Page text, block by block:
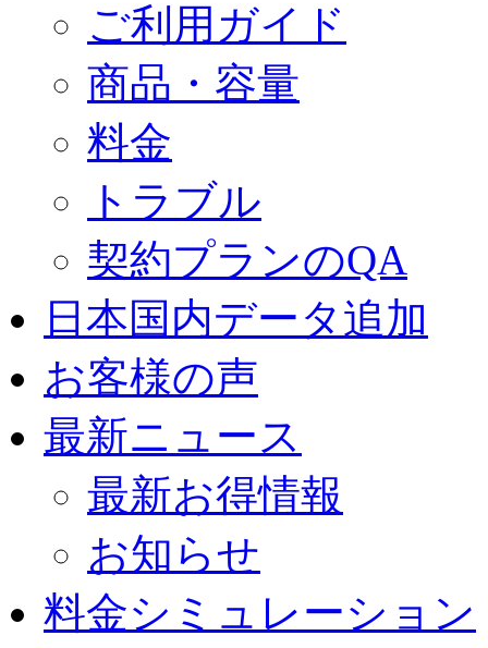
ご利用ガイド
商品・容量
料金
トラブル
契約プランのQA
日本国内データ追加
お客様の声
最新ニュース
最新お得情報
お知らせ
料金シミュレーション